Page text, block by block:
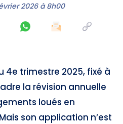
2026 à 8h00
4e trimestre 2025, fixé à
la révision annuelle
loués en
son application n’est